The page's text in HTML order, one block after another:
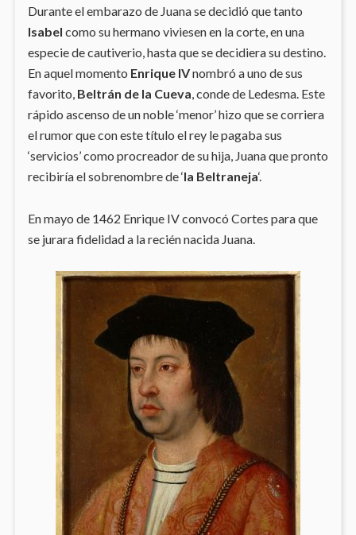
Durante el embarazo de Juana se decidió que tanto
Isabel como su hermano viviesen en la corte, en una
especie de cautiverio, hasta que se decidiera su destino.
En aquel momento Enrique IVnombró a uno de sus
favorito, Beltrán de la Cueva, conde de Ledesma. Este
rápido ascenso de un noble ‘menor’ hizo que se corriera
el rumor que con este título el rey le pagaba sus
‘servicios’ como procreador de su hija, Juana que pronto
recibiría el sobrenombre de ‘la Beltraneja‘.
En mayo de 1462 Enrique IV convocó Cortes para que
se jurara fidelidad a la recién nacida Juana.